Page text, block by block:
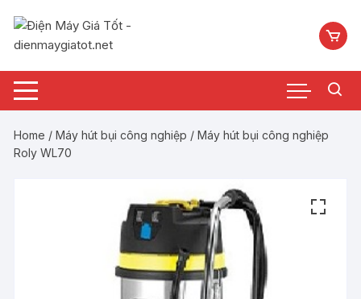
nội
Home /Máy hút bụi công nghiệp / Máy hút bụi công nghiệp
Roly WL70